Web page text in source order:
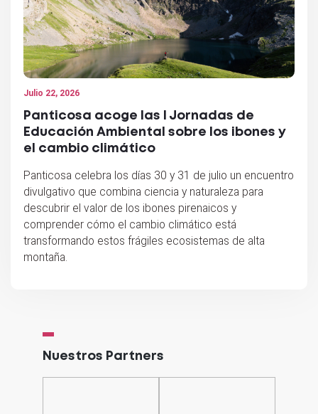
Julio 22, 2026
Panticosa acoge las I Jornadas de
Educación Ambiental sobre los ibones y
el cambio climático
Panticosa celebra los días 30 y 31 de julio un encuentro
divulgativo que combina ciencia y naturaleza para
descubrir el valor de los ibones pirenaicos y
comprender cómo el cambio climático está
transformando estos frágiles ecosistemas de alta
montaña.
Nuestros Partners